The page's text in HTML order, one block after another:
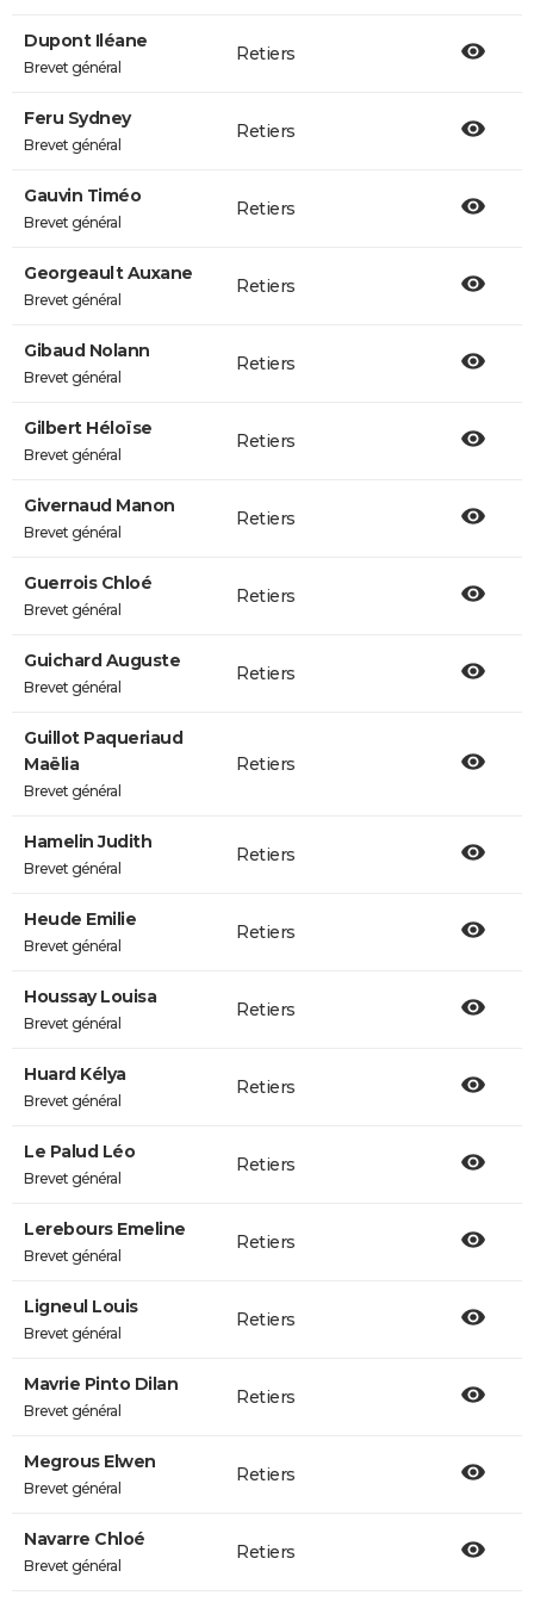
Dupont Iléane
Brevet général
Retiers
Feru Sydney
Brevet général
Retiers
Gauvin Timéo
Brevet général
Retiers
Georgeault Auxane
Brevet général
Retiers
Gibaud Nolann
Brevet général
Retiers
Gilbert Héloïse
Brevet général
Retiers
Givernaud Manon
Brevet général
Retiers
Guerrois Chloé
Brevet général
Retiers
Guichard Auguste
Brevet général
Retiers
Guillot Paqueriaud
Maëlia
Brevet général
Retiers
Hamelin Judith
Brevet général
Retiers
Heude Emilie
Brevet général
Retiers
Houssay Louisa
Brevet général
Retiers
Huard Kélya
Brevet général
Retiers
Le Palud Léo
Brevet général
Retiers
Lerebours Emeline
Brevet général
Retiers
Ligneul Louis
Brevet général
Retiers
Mavrie Pinto Dilan
Brevet général
Retiers
Megrous Elwen
Brevet général
Retiers
Navarre Chloé
Brevet général
Retiers